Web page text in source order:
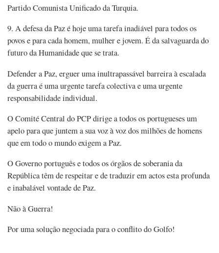
Partido Comunista Unificado da Turquia.
9. A defesa da Paz é hoje uma tarefa inadiável para todos os
povos e para cada homem, mulher e jovem. É da salvaguarda do
futuro da Humanidade que se trata.
Defender a Paz, erguer uma inultrapassável barreira à escalada
da guerra é uma urgente tarefa colectiva e uma urgente
responsabilidade individual.
O Comité Central do PCP dirige a todos os portugueses um
apelo para que juntem a sua voz à voz dos milhões de homens
que em todo o mundo exigem a Paz.
O Governo português e todos os órgãos de soberania da
República têm de respeitar e de traduzir em actos esta profunda
e inabalável vontade de Paz.
Não à Guerra!
Por uma solução negociada para o conflito do Golfo!